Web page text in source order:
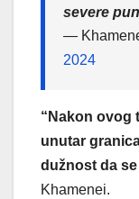
severe
—
2024
“Nakon ovog
unutar
dužnost da
Khamenei.